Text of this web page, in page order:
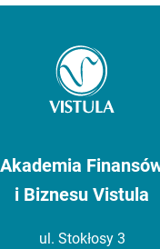
Akademia
i Biznesu Vistula
ul. Stokłosy 3